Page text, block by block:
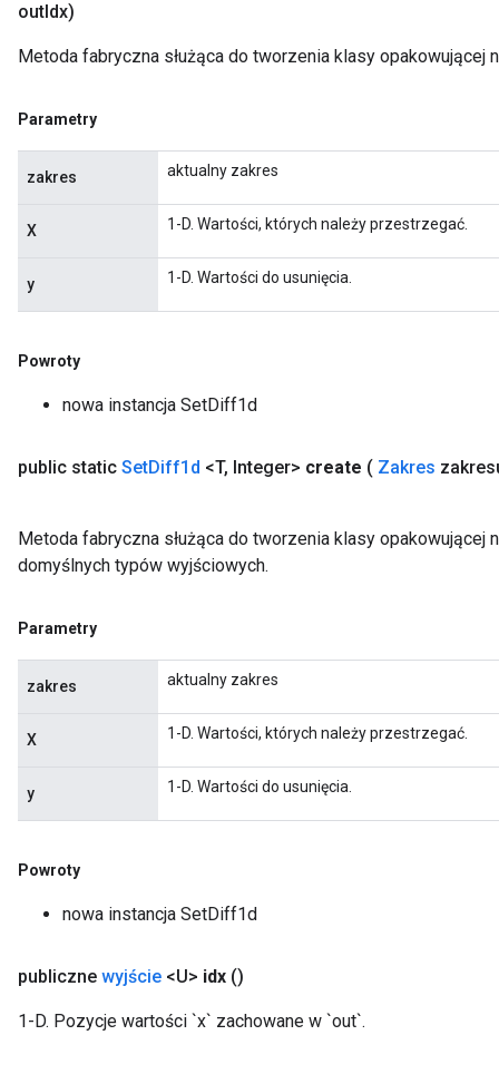
outIdx)
Metoda fabryczna służąca do tworzenia klasy opakowującej
Parametry
zakres aktualny zakres
X 1-D. Wartości, których należy przestrzegać.
y 1-D. Wartości do usunięcia.
Powroty
nowa instancja SetDiff1d
public static SetDiff1d <T, Integer> create ( Zakres
Metoda fabryczna służąca do tworzenia klasy opakowującej
domyślnych typów wyjściowych.
Parametry
zakres aktualny zakres
X 1-D. Wartości, których należy przestrzegać.
y 1-D. Wartości do usunięcia.
Powroty
nowa instancja SetDiff1d
publiczne wyjście <U> idx ()
1-D. Pozycje wartości `x` zachowane w `out`.